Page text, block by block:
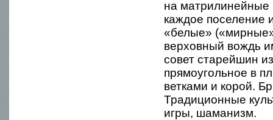
на матрилинейные
каждое поселение
«белые»
верховный вождь
совет старейшин
прямоугольное в
ветками и корой.
Традиционные
игры, шаманизм.